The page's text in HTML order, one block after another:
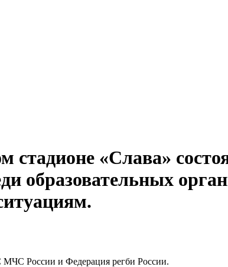
стадионе «Слава»
образовательных
России и Федерация регби России.